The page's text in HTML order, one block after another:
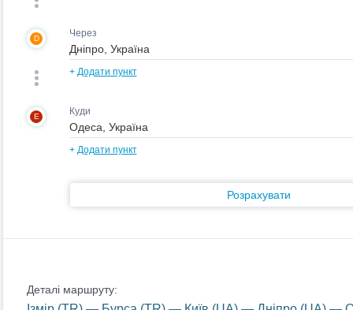
D Через
+ Додати пункт
E Куди
+ Додати пункт
Розрахувати
Деталі маршруту: